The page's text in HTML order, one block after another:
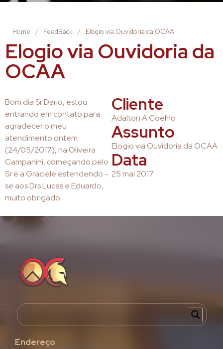
Home / FeedBack / Elogio via Ouvidoria da OCAA
Elogio via Ouvidoria da
OCAA
Bom dia Sr Dario, estou
entrando em contato para
agradecer o meu
atendimento ontem
(24/05/2017), na Oliveira
Campanini, começando pelo
Sr e a Graciele estendendo -
se aos Drs Lucas e Eduardo,
muito obrigado.
Cliente
Adalton A Coelho
Assunto
Elogio via Ouvidoria da OCAA
Data
25 mai 2017
Endereço